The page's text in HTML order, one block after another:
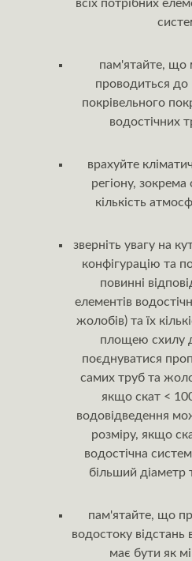
всіх потрібних
пам'ятайте, що
проводиться до
покрівельного
водостічних
врахуйте
регіону, зокрема
кількість
зверніть увагу на
конфігурацію та
повинні
елементів
жолобів) та їх
площею схилу
поєднуватися
самих труб та
якщо скат <
водовідведення
розміру, якщо
водостічна
більший діаметр
пам'ятайте, що
водостоку відстань
має бути як